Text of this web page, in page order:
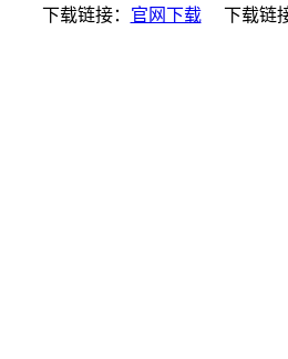
下载链接： 官网下载下载链接